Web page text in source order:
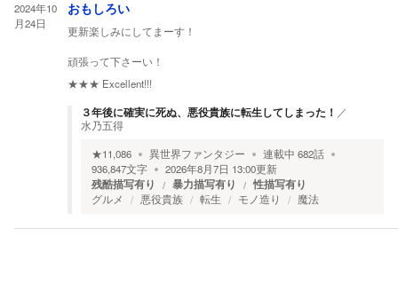
2024年10
月24日
おもしろい
更新楽しみにしてまーす！
頑張って下さーい！
★★★ Excellent!!!
３年後に確実に死ぬ、悪役貴族に転生してしまった！ ／
水乃五得
★11,086 異世界ファンタジー 連載中 682話
936,847文字 2026年8月7日 13:00更新
残酷描写有り 暴力描写有り 性描写有り
グルメ 悪役貴族 転生 モノ造り 魔法